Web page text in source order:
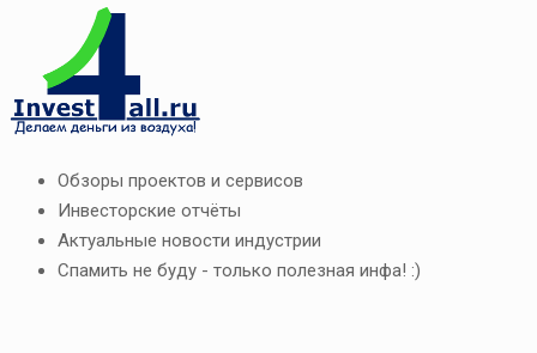
Обзоры проектов и сервисов
Инвесторские отчёты
Актуальные новости индустрии
Спамить не буду - только полезная инфа! :)